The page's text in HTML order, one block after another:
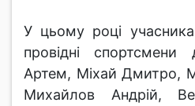
У цьому році
провідні
Артем, Міхай Дмитро,
Михайлов Андрій,